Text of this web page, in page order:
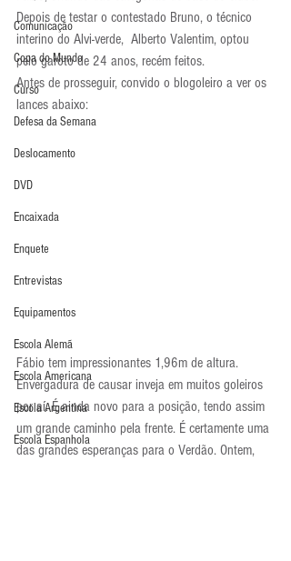
Comunicação
Copa do Mundo
Curso
Defesa da Semana
Deslocamento
DVD
Encaixada
Enquete
Entrevistas
Equipamentos
Escola Alemã
Escola Americana
Escola Argentina
Escola Espanhola
Depois de testar o contestado Bruno, o técnico
interino do Alvi-verde,  Alberto Valentim, optou
pelo garoto de 24 anos, recém feitos.
Antes de prosseguir, convido o blogoleiro a ver os
lances abaixo:
Fábio tem impressionantes 1,96m de altura.
Envergadura de causar inveja em muitos goleiros
por aí. É ainda novo para a posição, tendo assim
um grande caminho pela frente. É certamente uma
das grandes esperanças para o Verdão. Ontem,